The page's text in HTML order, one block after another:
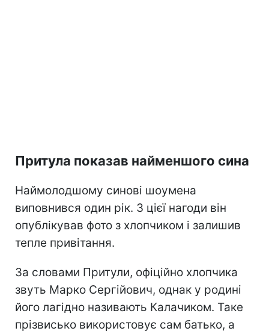
Притула показав найменшого сина
Наймолодшому синові шоумена
виповнився один рік. З цієї нагоди він
опублікував фото з хлопчиком і залишив
тепле привітання.
За словами Притули, офіційно хлопчика
звуть Марко Сергійович, однак у родині
його лагідно називають Калачиком. Таке
прізвисько використовує сам батько, а